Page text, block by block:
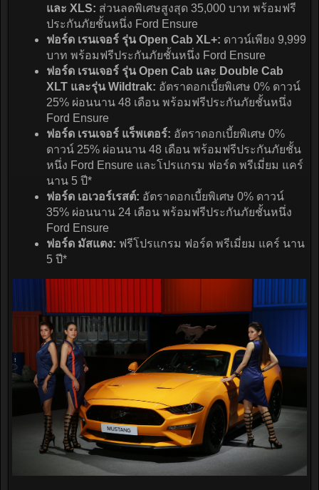
และ XLS: ส่วนลดพิเศษสูงสุด 35,000 บาท พร้อมฟรี
ประกันภัยชั้นหนึ่ง Ford Ensure
ฟอร์ด เรนเจอร์ รุ่น Open Cab XL+: ดาวน์เพียง 9,999
บาท พร้อมฟรีประกันภัยชั้นหนึ่ง Ford Ensure
ฟอร์ด เรนเจอร์ รุ่น Open Cab และ Double Cab
XLT และรุ่น Wildtrak: อัตราดอกเบี้ยพิเศษ 0% ดาวน์
25% ผ่อนนาน 48 เดือน พร้อมฟรีประกันภัยชั้นหนึ่ง
Ford Ensure
ฟอร์ด เรนเจอร์ แร็พเตอร์: อัตราดอกเบี้ยพิเศษ 0%
ดาวน์ 25% ผ่อนนาน 48 เดือน พร้อมฟรีประกันภัยชั้น
หนึ่ง Ford Ensure และโปรแกรม ฟอร์ด พรีเมี่ยม แคร์
นาน 5 ปี*
ฟอร์ด เอเวอร์เรสต์: อัตราดอกเบี้ยพิเศษ 0% ดาวน์
35% ผ่อนนาน 24 เดือน พร้อมฟรีประกันภัยชั้นหนึ่ง
Ford Ensure
ฟอร์ด มัสแตง: ฟรีโปรแกรม ฟอร์ด พรีเมี่ยม แคร์ นาน
5 ปี*